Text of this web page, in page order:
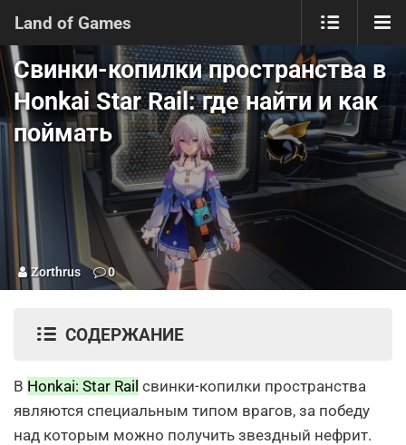
Land of Games
Свинки-копилки пространства в
Honkai Star Rail: где найти и как
поймать
Zorthrus 0
СОДЕРЖАНИЕ
В Honkai: Star Rail свинки-копилки пространства
являются специальным типом врагов, за победу
над которым можно получить звездный нефрит.